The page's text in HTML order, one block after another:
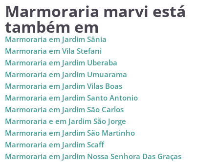
Marmoraria marvi está
também em
Marmoraria em Jardim Sânia
Marmoraria em Vila Stefani
Marmoraria em Jardim Uberaba
Marmoraria em Jardim Umuarama
Marmoraria em Jardim Vilas Boas
Marmoraria em Jardim Santo Antonio
Marmoraria em Jardim São Carlos
Marmoraria e em Jardim São Jorge
Marmoraria em Jardim São Martinho
Marmoraria em Jardim Scaff
Marmoraria em Jardim Nossa Senhora Das Graças